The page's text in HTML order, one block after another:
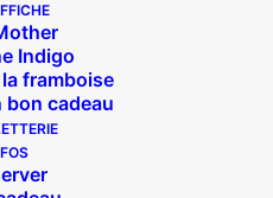
Indigo
framboise
cadeau
3 VACHES
avait 3 vaches
3 VACHES